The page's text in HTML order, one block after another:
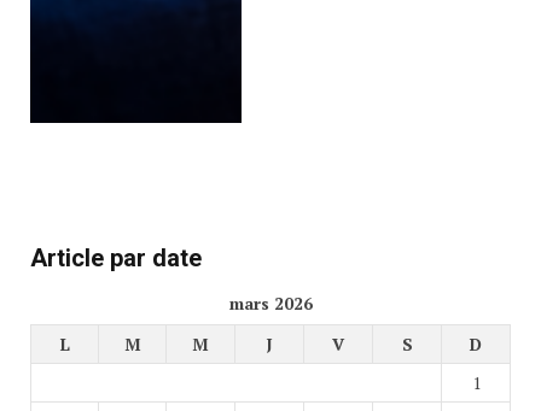
Article par date
mars 2026
L
M M J V S
D
1